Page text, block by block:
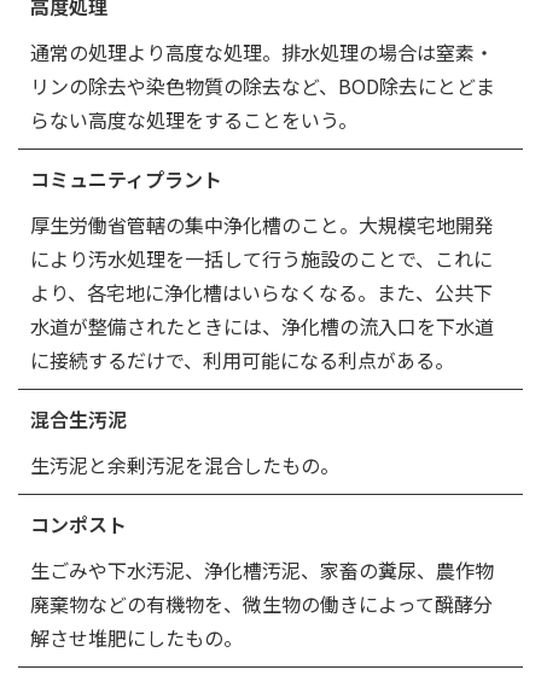
高度処理
通常の処理より高度な処理。排水処理の場合は窒素・
リンの除去や染色物質の除去など、BOD除去にとどま
らない高度な処理をすることをいう。
コミュニティプラント
厚生労働省管轄の集中浄化槽のこと。大規模宅地開発
により汚水処理を一括して行う施設のことで、これに
より、各宅地に浄化槽はいらなくなる。また、公共下
水道が整備されたときには、浄化槽の流入口を下水道
に接続するだけで、利用可能になる利点がある。
混合生汚泥
生汚泥と余剰汚泥を混合したもの。
コンポスト
生ごみや下水汚泥、浄化槽汚泥、家畜の糞尿、農作物
廃棄物などの有機物を、微生物の働きによって醗酵分
解させ堆肥にしたもの。